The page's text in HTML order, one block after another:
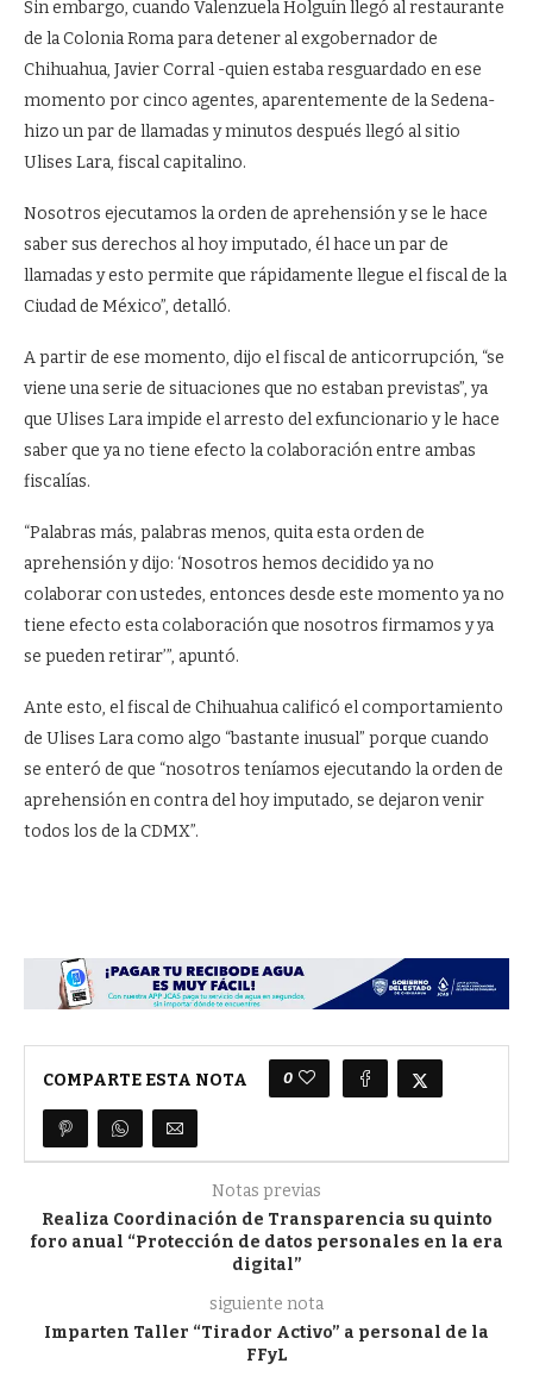
Sin embargo, cuando Valenzuela Holguín llegó al restaurante
de la Colonia Roma para detener al exgobernador de
Chihuahua, Javier Corral -quien estaba resguardado en ese
momento por cinco agentes, aparentemente de la Sedena-
hizo un par de llamadas y minutos después llegó al sitio
Ulises Lara, fiscal capitalino.
Nosotros ejecutamos la orden de aprehensión y se le hace
saber sus derechos al hoy imputado, él hace un par de
llamadas y esto permite que rápidamente llegue el fiscal de la
Ciudad de México”, detalló.
A partir de ese momento, dijo el fiscal de anticorrupción, “se
viene una serie de situaciones que no estaban previstas”, ya
que Ulises Lara impide el arresto del exfuncionario y le hace
saber que ya no tiene efecto la colaboración entre ambas
fiscalías.
“Palabras más, palabras menos, quita esta orden de
aprehensión y dijo: ‘Nosotros hemos decidido ya no
colaborar con ustedes, entonces desde este momento ya no
tiene efecto esta colaboración que nosotros firmamos y ya
se pueden retirar’”, apuntó.
Ante esto, el fiscal de Chihuahua calificó el comportamiento
de Ulises Lara como algo “bastante inusual” porque cuando
se enteró de que “nosotros teníamos ejecutando la orden de
aprehensión en contra del hoy imputado, se dejaron venir
todos los de la CDMX”.
COMPARTE ESTA NOTA 0
Notas previas
Realiza Coordinación de Transparencia su quinto
foro anual “Protección de datos personales en la era
digital”
siguiente nota
Imparten Taller “Tirador Activo” a personal de la
FFyL